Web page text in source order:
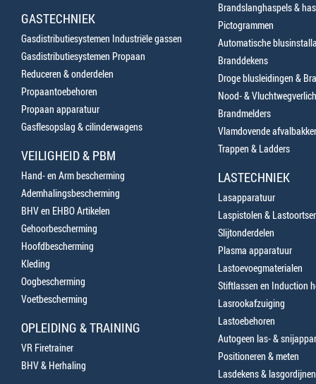
GASTECHNIEK
Gasdistributiesystemen Industriële gassen
Gasdistributiesystemen Propaan
Reduceren & onderdelen
Propaantoebehoren
Propaan apparatuur
Gasflesopslag & cilinderwagens
VEILIGHEID & PBM
Hand- en Arm bescherming
Ademhalingsbescherming
BHV en EHBO Artikelen
Gehoorbescherming
Hoofdbescherming
Kleding
Oogbescherming
Voetbescherming
OPLEIDING & TRAINING
VR Firetrainer
BHV & Herhaling
Brandslanghaspels &
Pictogrammen
Automatische
Branddekens
Droge blusleidingen &
Nood- &
Brandmelders
Vlamdovende
Trappen & Ladders
LASTECHNIEK
Lasapparatuur
Laspistolen &
Slijtonderdelen
Plasma apparatuur
Lastoevoegmaterialen
Stiftlassen en Induction
Lasrookafzuiging
Lastoebehoren
Autogeen las- &
Positioneren & meten
Lasdekens & lasgordijnen